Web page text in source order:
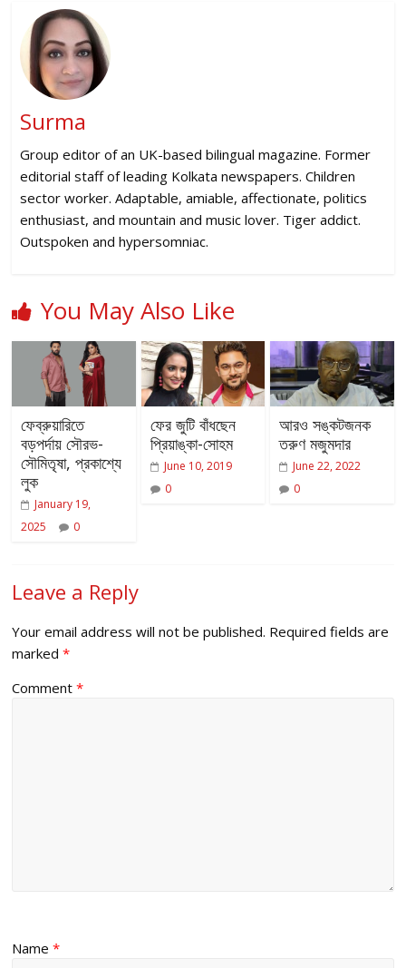
Surma
Group editor of an UK-based bilingual magazine. Former
editorial staff of leading Kolkata newspapers. Children
sector worker. Adaptable, amiable, affectionate, politics
enthusiast, and mountain and music lover. Tiger addict.
Outspoken and hypersomniac.
You May Also Like
ফেব্রুয়ারিতে
বড়পর্দায় সৌরভ-
সৌমিতৃষা, প্রকাশ্যে
লুক
January 19,
2025
0
ফের জুটি বাঁধছেন
প্রিয়াঙ্কা-সোহম
June 10, 2019
0
আরও সঙ্কটজনক
তরুণ মজুমদার
June 22, 2022
0
Leave a Reply
Your email address will not be published. Required fields are
marked*
Comment*
Name*